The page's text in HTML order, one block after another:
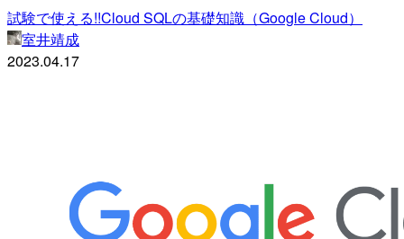
試験で使える!!Cloud SQLの基礎知識（Google Cloud）
室井靖成
2023.04.17